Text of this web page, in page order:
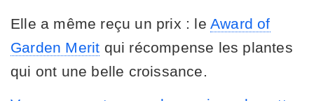
Elle a même reçu un prix : le Award of
Garden Merit qui récompense les plantes
qui ont une belle croissance.